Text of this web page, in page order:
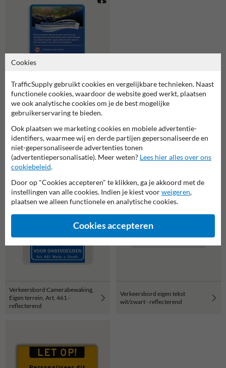
Toegangsbord Landgoed of
Natuurgebied + eigen tekst
Gerelateerde producten
Verkeersbord Camerabewaking,
Eigen terrein, Art. 461 -
reflecterend
Verkeersbord eigen tekst
wit/zwart - reflecterend
Cookies
TrafficSupply gebruikt cookies en vergelijkbare technieken. Naast
functionele cookies, waardoor de website goed werkt, plaatsen
we ook analytische cookies om je de best mogelijke
gebruikerservaring te bieden.
Ook plaatsen we marketing cookies en mobiele advertentie-
identifiers, waarmee wij en derde partijen gepersonaliseerde en
niet-gepersonaliseerde advertenties tonen
(advertentiepersonalisatie). Meer weten? Lees hier alles over ons
cookiebeleid.
Door op "Cookies accepteren" te klikken, ga je akkoord met de
instellingen van alle cookies. Indien je kiest voorweigeren,
plaatsen we alleen functionele en analytische cookies.
Cookies accepteren